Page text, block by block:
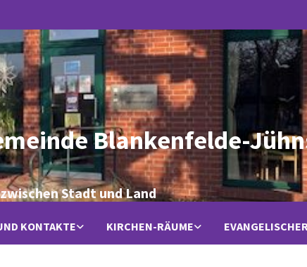
Blankenfelde-
Stadt und Land
KONTAKTE KIRCHEN-RÄUME